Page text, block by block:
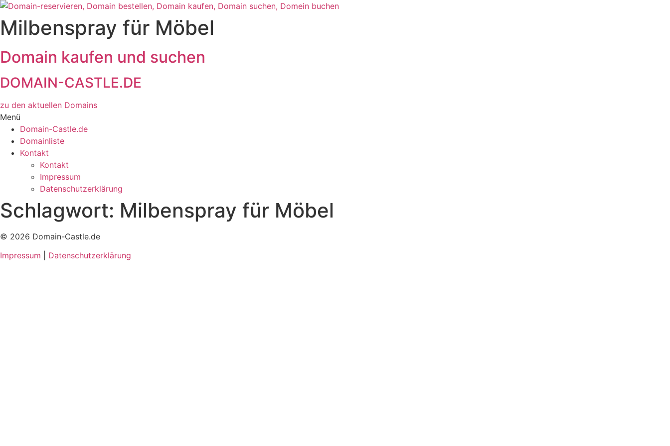
Zum
Inhalt
wechseln
Milbenspray für Möbel
Domain kaufen und suchen
DOMAIN-CASTLE.DE
zu den aktuellen Domains​
Menü
Domain-Castle.de
Domainliste
Kontakt
Kontakt
Impressum
Datenschutzerklärung
Schlagwort: Milbenspray für Möbel
© 2026 Domain-Castle.de
Impressum
Datenschutzerklärung